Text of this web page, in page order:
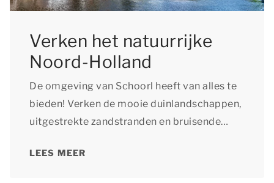
Verken het natuurrijke
Noord-Holland
De omgeving van Schoorl heeft van alles te
bieden! Verken de mooie duinlandschappen,
uitgestrekte zandstranden en bruisende
LEES MEER